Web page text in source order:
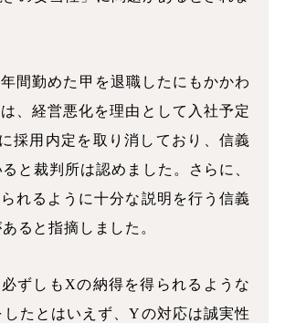
間勤めた甲を退職したにもかかわ
、経営悪化を理由として入社予定
採用内定を取り消しており、信義
と裁判所は認めました。さらに、
れるように十分な説明を行う信義
ると指摘しました。
ずしもXの納得を得られるような
たとはいえず、Yの対応は誠実性